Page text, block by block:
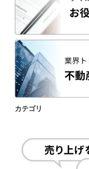
カテゴリ